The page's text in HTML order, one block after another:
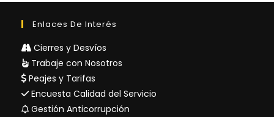
Enlaces De Interés
Cierres y Desvíos
Trabaje con Nosotros
Peajes y Tarifas
Encuesta Calidad del Servicio
Gestión Anticorrupción